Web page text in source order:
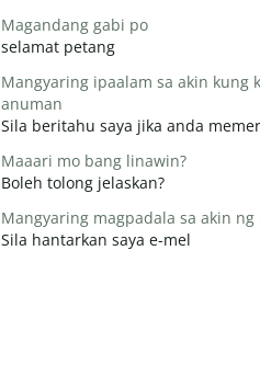
Magandang gabi po
selamat petang
Mangyaring ipaalam sa akin kung
anuman
Sila beritahu saya jika anda
Maaari mo bang linawin?
Boleh tolong jelaskan?
Mangyaring magpadala sa akin ng
Sila hantarkan saya e-mel